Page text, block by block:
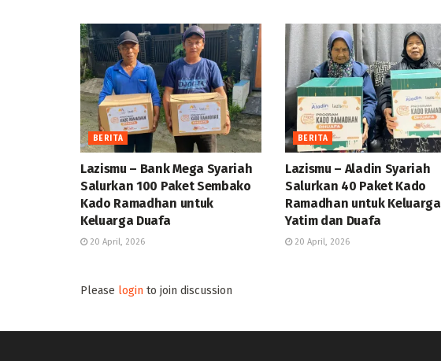
BERITA
Lazismu – Bank Mega Syariah
Salurkan 100 Paket Sembako
Kado Ramadhan untuk
Keluarga Duafa
20 April, 2026
BERITA
Lazismu – Aladin Syariah
Salurkan 40 Paket Kado
Ramadhan untuk Keluarga
Yatim dan Duafa
20 April, 2026
Please login to join discussion